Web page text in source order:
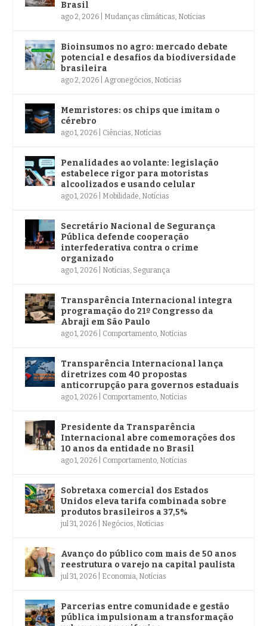
Brasil
ago 2, 2026 Mudanças climáticas, Notícias
Bioinsumos no agro: mercado debate
potencial e desafios da biodiversidade
brasileira
ago 2, 2026 |Agronegócios, Notícias
Memristores: os chips que imitam o
cérebro
ago 1, 2026 Ciências, Notícias
Penalidades ao volante: legislação
estabelece rigor para motoristas
alcoolizados e usando celular
ago 1, 2026 Mobilidade, Notícias
Secretário Nacional de Segurança
Pública defende cooperação
interfederativa contra o crime
organizado
ago 1, 2026 Notícias, Segurança
Transparência Internacional integra
programação do 21º Congresso da
Abraji em São Paulo
ago 1, 2026 Comportamento, Notícias
Transparência Internacional lança
diretrizes com 40 propostas
anticorrupção para governos estaduais
ago 1, 2026 Comportamento, Notícias
Presidente da Transparência
Internacional abre comemorações dos
10 anos da entidade no Brasil
ago 1, 2026 Comportamento, Notícias
Sobretaxa comercial dos Estados
Unidos eleva tarifa combinada sobre
produtos brasileiros a 37,5%
jul 31, 2026 Negócios, Notícias
Avanço do público com mais de 50 anos
reestrutura o varejo na capital paulista
jul 31, 2026 Economia, Notícias
Parcerias entre comunidade e gestão
pública impulsionam a transformação